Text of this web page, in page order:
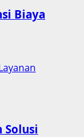
Biaya
Solusi